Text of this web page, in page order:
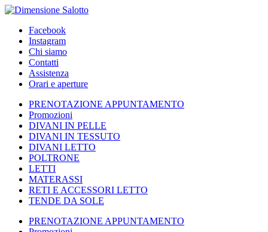
Facebook
Instagram
Chi siamo
Contatti
Assistenza
Orari e aperture
PRENOTAZIONE APPUNTAMENTO
Promozioni
DIVANI IN PELLE
DIVANI IN TESSUTO
DIVANI LETTO
POLTRONE
LETTI
MATERASSI
RETI E ACCESSORI LETTO
TENDE DA SOLE
PRENOTAZIONE APPUNTAMENTO